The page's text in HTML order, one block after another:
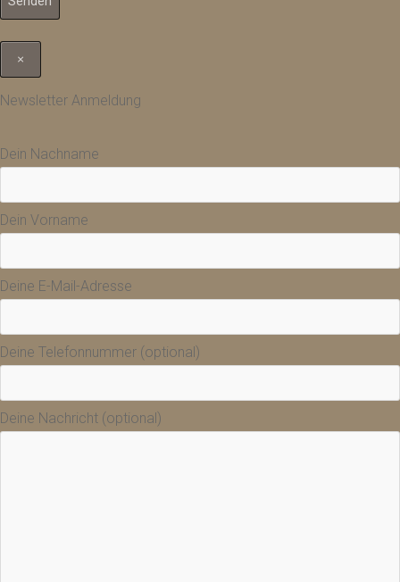
×
Newsletter Anmeldung
Dein Nachname
Dein Vorname
Deine E-Mail-Adresse
Deine Telefonnummer (optional)
Deine Nachricht (optional)